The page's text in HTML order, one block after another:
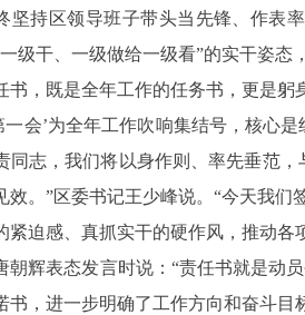
坚持区领导班子带头当先锋、作表
级干、一级做给一级看”的实干姿态
书，既是全年工作的任务书，更是躬
一会’为全年工作吹响集结号，核心
同志，我们将以身作则、率先垂范
效。 ”区委书记王少峰说。“今天我们
紧迫感、真抓实干的硬作风，推动各
朝辉表态发言时说： “责任书就是动
书，进一步明确了工作方向和奋斗目